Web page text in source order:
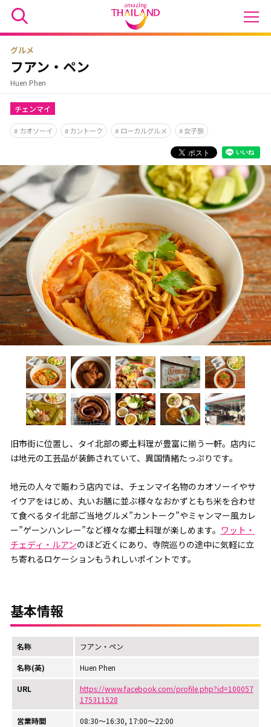
グルメ
フアン・ペン
Huen Phen
チェンマイ
カオソーイ カントーク ローカルグルメ 女子旅
旧市街に位置し、タイ北部の郷土料理が豊富に揃う一軒。店内に
は地元の工芸品が装飾されていて、異国情緒たっぷりです。
地元の人々で賑わう店内では、チェンマイ名物のカオソーイやサ
イウアをはじめ、丸いお膳に並ぶ様々なおかずともち米を合わせ
て食べるタイ北部ご当地グルメ”カントーク”やミャンマー風カレ
ー”ゲーンハンレー”など様々な郷土料理が楽しめます。 ワット・
チェディ・ルアンのほど近くにあり、寺院巡りの途中に気軽に立
ち寄れるロケーションもうれしいポイントです。
基本情報
名称 フアン・ペン
名称(英) Huen Phen
URL
https://www.facebook.com/profile.php?id=100057
175311528
営業時間 08:30～16:30, 17:00～22:00